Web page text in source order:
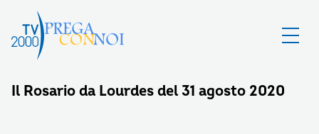
Il Rosario da Lourdes del 31 agosto 2020